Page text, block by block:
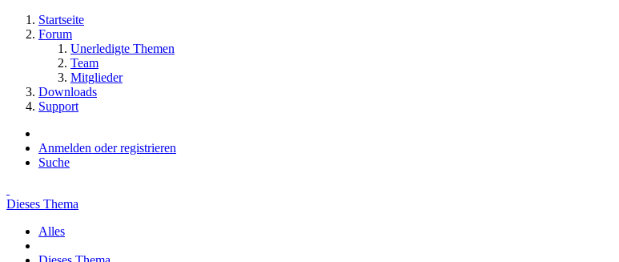
Startseite
Forum
Unerledigte Themen
Team
Mitglieder
Downloads
Support
Anmelden oder registrieren
Suche
Dieses Thema
Alles